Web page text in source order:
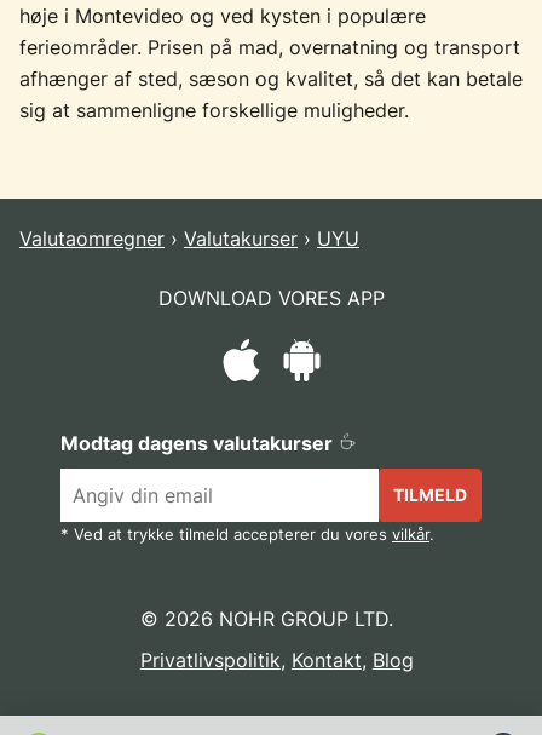
høje i Montevideo og ved kysten i populære
ferieområder. Prisen på mad, overnatning og transport
afhænger af sted, sæson og kvalitet, så det kan betale
sig at sammenligne forskellige muligheder.
Valutaomregner Valutakurser UYU
DOWNLOAD VORES APP
Modtag dagens valutakurser
TILMELD
* Ved at trykke tilmeld accepterer du vores vilkår.
© 2026 NOHR GROUP LTD.
Privatlivspolitik, Kontakt, Blog